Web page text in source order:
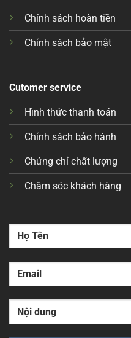
Chính sách hoàn tiền
Chính sách bảo mật
Cutomer service
Hình thức thanh toán
Chính sách bảo hành
Chứng chỉ chất lượng
Chăm sóc khách hàng